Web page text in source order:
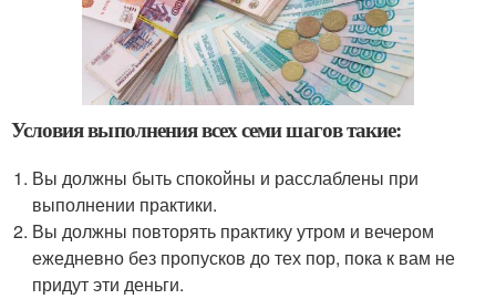
Условия выполнения всех семи шагов такие:
Вы должны быть спокойны и расслаблены при
выполнении практики.
Вы должны повторять практику утром и вечером
ежедневно без пропусков до тех пор, пока к вам не
придут эти деньги.